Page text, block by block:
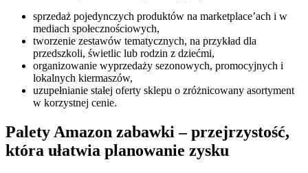
sprzedaż pojedynczych produktów na marketplace’ach i w
mediach społecznościowych,
tworzenie zestawów tematycznych, na przykład dla
przedszkoli, świetlic lub rodzin z dziećmi,
organizowanie wyprzedaży sezonowych, promocyjnych i
lokalnych kiermaszów,
uzupełnianie stałej oferty sklepu o zróżnicowany asortyment
w korzystnej cenie.
Palety Amazon zabawki – przejrzystość,
która ułatwia planowanie zysku